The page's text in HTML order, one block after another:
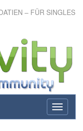
– FÜR SINGLES
toggle
und